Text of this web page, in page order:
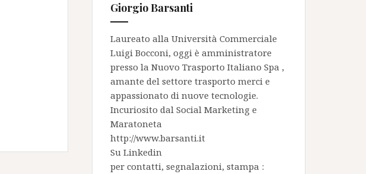
Giorgio Barsanti
Laureato alla Università Commerciale
Luigi Bocconi, oggi è amministratore
presso la Nuovo Trasporto Italiano Spa ,
amante del settore trasporto merci e
appassionato di nuove tecnologie.
Incuriosito dal Social Marketing e
Maratoneta
http://www.barsanti.it
Su Linkedin
per contatti, segnalazioni, stampa :